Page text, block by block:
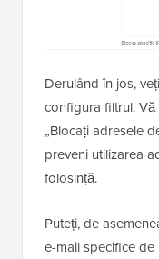
Derulând în jos,
configura filtrul.
„Blocați adresele
preveni utilizarea
folosință.
Puteți, de
e-mail specifice de